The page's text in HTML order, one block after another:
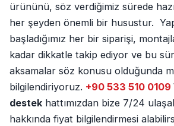
ürününü, söz verdiğimiz sürede
her şeyden önemli bir husustur.
başladığımız her bir siparişi,
kadar dikkatle takip ediyor ve bu
aksamalar söz konusu olduğunda
bilgilendiriyoruz. +90 533 510 0109
destekhattımızdan bize 7/24
hakkında fiyat bilgilendirmesi